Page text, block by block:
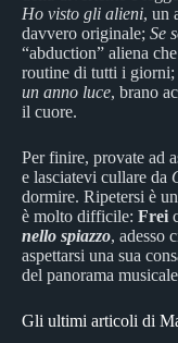
Ho visto gli alieni, un
davvero originale; Se
“abduction” aliena
routine di tutti i giorni;
un anno luce, brano
il cuore.
Per finire, provate ad
e lasciatevi cullare da
dormire. Ripetersi è
è molto difficile: Frei
nello spiazzo, adesso
aspettarsi una sua
del panorama
Gli ultimi articoli di